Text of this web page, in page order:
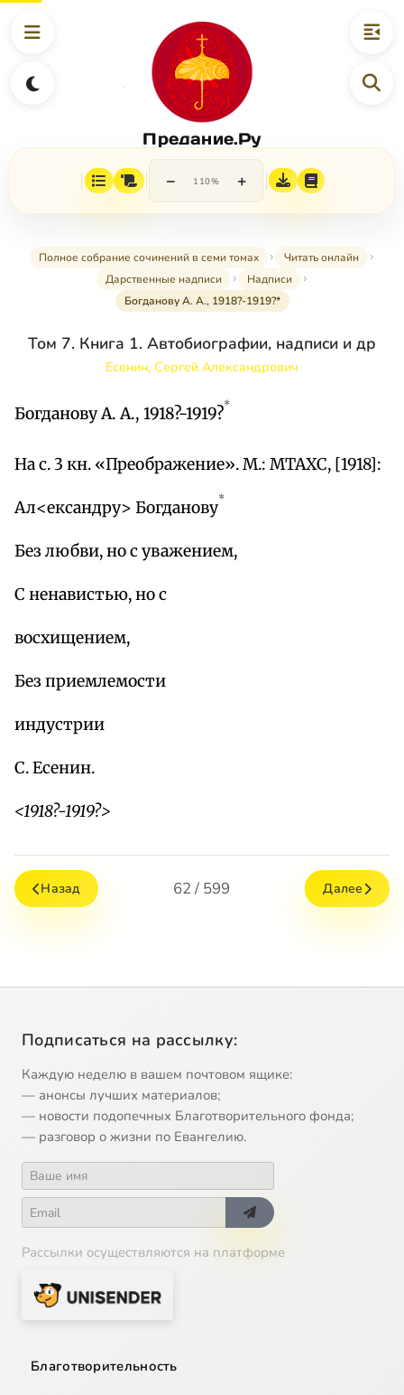
Предание.Ру
− 110% +
Полное собрание сочинений в семи томах
Читать онлайн
Дарственные надписи
Надписи
Богданову А. А., 1918?-1919?*
Том 7. Книга 1. Автобиографии, надписи и др
Есенин, Сергей Александрович
Богданову А. А., 1918?-1919?*
На с. 3 кн. «Преображение». М.: МТАХС, [1918]:
Ал<ександру> Богданову*
Без любви, но с уважением,
С ненавистью, но с
восхищением,
Без приемлемости
индустрии
С. Есенин.
<1918?-1919?>
Назад 62 / 599 Далее
Подписаться на рассылку:
Каждую неделю в вашем почтовом ящике:
— анонсы лучших материалов;
— новости подопечных Благотворительного фонда;
— разговор о жизни по Евангелию.
Рассылки осуществляются на платформе
Благотворительность